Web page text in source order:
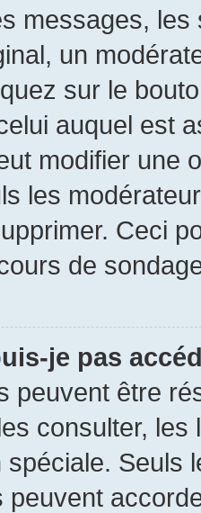
messages,
un
sur le
auquel est
modifier une
les
Ceci
de
je pas
peuvent être
consulter,
spéciale. Seuls
peuvent